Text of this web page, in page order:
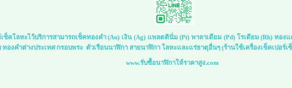
ช็คโลหะไว้บริการสามารถเช็คทองคำ (Au) เงิน (Ag) แพลตตินั่ม (Pt) พาลาเดียม (Pd) โรเดียม (Rh) ทอง
ทองคำต่างประเทศ กรอบพระ ตัวเรือนนาฬิกา สายนาฬิกา โลหะและแร่ธาตุอื่นๆ (ร้านใช้เครื่องเช็คเปอร์
www.รับซื้อนาฬิกาให้ราคาสูง.com